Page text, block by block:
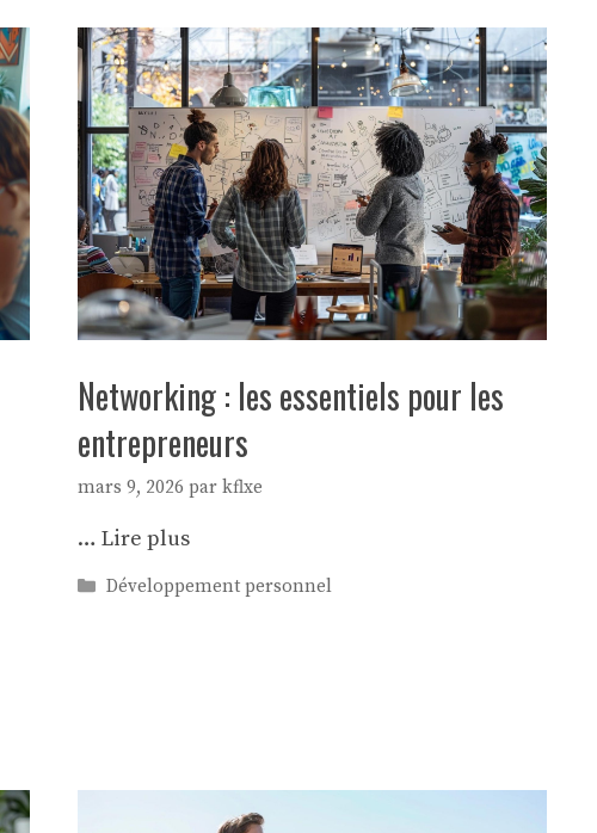
Networking : les essentiels pour les
entrepreneurs
mars 9, 2026 par kflxe
… Lire plus
Catégories
Développement personnel